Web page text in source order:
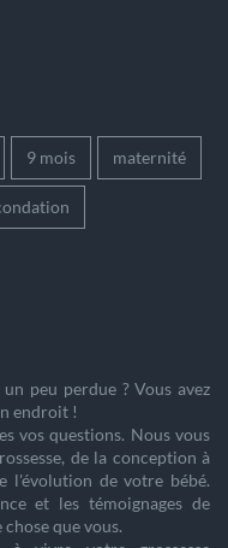
9 mois maternité
peu perdue ? Vous avez
endroit !
vos questions. Nous vous
, de la conception à
l'évolution de votre bébé.
et les témoignages de
que vous.